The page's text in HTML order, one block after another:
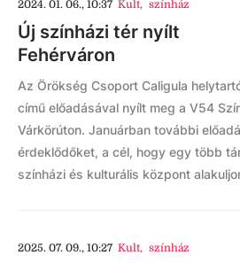
2024. 01. 06., 10:37 Kult, színház
Új színházi tér nyílt
Fehérváron
Az Örökség Csoport Caligula
című előadásával nyílt meg a V54
Várkörúton. Januárban további
érdeklődőket, a cél, hogy egy több
színházi és kulturális központ
2025. 07. 09., 10:27 Kult, színház